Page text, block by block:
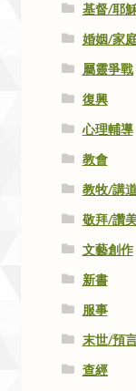
基督/耶
婚姻/家
屬靈爭戰
復興
心理輔導
教會
教牧/講
敬拜/讚
文藝創作
新書
服事
末世/預
查經